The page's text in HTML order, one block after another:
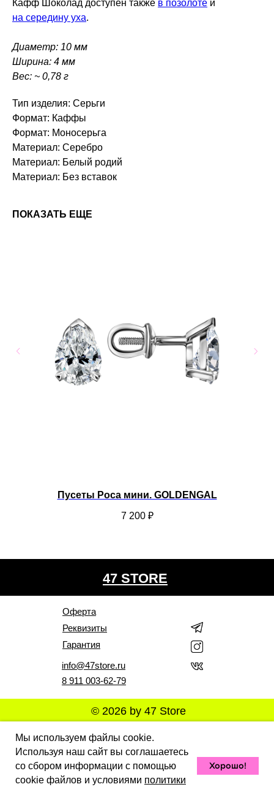
Мы используем файлы cookie.
Используя наш сайт вы соглашаетесь
со сбором информации с помощью
cookie файлов и условиями политики
Хорошо!
Кафф Шоколад доступен также в позолоте и
на середину уха.
Диаметр: 10 мм
Ширина: 4 мм
Вес: ~ 0,78 г
Тип изделия: Серьги
Формат: Каффы
Формат: Моносерьга
Материал: Серебро
Материал: Белый родий
Материал: Без вставок
ПОКАЗАТЬ ЕЩЕ
Пусеты Роса мини. GOLDENGAL
7 200 ₽
info@47store.ru
© 2026 by 47 Store
Оферта
Реквизиты
Гарантия
47 STORE
Все права защищены. Полное или частичное
копирование материалов Сайта в коммерческих целях
разрешено только с письменного разрешения
виновные лица могут быть привлечены к
ответственности в соответствии с действующим
8 911 003-62-79